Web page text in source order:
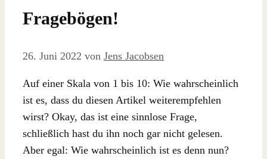
Fragebögen!
26. Juni 2022 von Jens Jacobsen
Auf einer Skala von 1 bis 10: Wie wahrscheinlich
ist es, dass du diesen Artikel weiterempfehlen
wirst? Okay, das ist eine sinnlose Frage,
schließlich hast du ihn noch gar nicht gelesen.
Aber egal: Wie wahrscheinlich ist es denn nun?